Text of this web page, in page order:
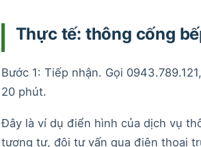
Thực tế: thông cống
Bước 1: Tiếp nhận. Gọi
20 phút.
Đây là ví dụ điển hình của dịch vụ
tương tự, đội tư vấn qua điện thoại